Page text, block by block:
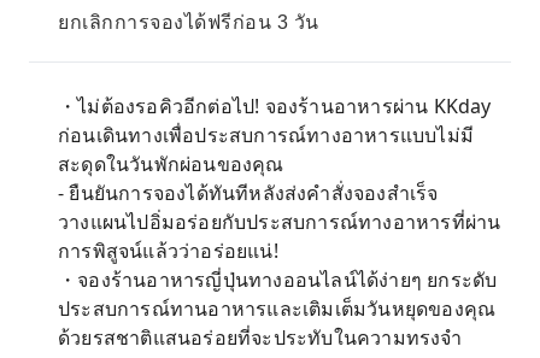
ยกเลิกการจองได้ฟรีก่อน 3 วัน
・ไม่ต้องรอคิวอีกต่อไป! จองร้านอาหารผ่าน KKday
ก่อนเดินทางเพื่อประสบการณ์ทางอาหารแบบไม่มี
สะดุดในวันพักผ่อนของคุณ
- ยืนยันการจองได้ทันทีหลังส่งคำสั่งจองสำเร็จ
วางแผนไปอิ่มอร่อยกับประสบการณ์ทางอาหารที่ผ่าน
การพิสูจน์แล้วว่าอร่อยแน่!
・จองร้านอาหารญี่ปุ่นทางออนไลน์ได้ง่ายๆ ยกระดับ
ประสบการณ์ทานอาหารและเติมเต็มวันหยุดของคุณ
ด้วยรสชาติแสนอร่อยที่จะประทับในความทรงจำ